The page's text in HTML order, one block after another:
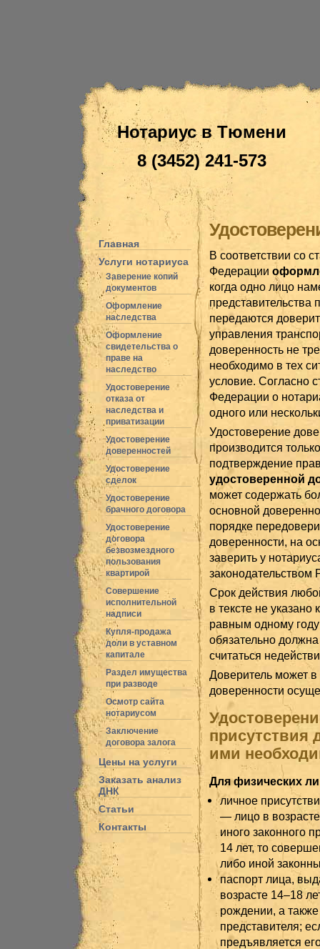
Нотариус в Тюмени
8 (3452) 241-573
В соответствии со
Федерации
когда одно лицо
представительства
передаются
управления
доверенность не
необходимо в тех
условие. Согласно
Федерации о
одного или
Удостоверение
производится
подтверждение
удостоверенной
может содержать
основной
порядке
доверенности, на
заверить у
законодательством
Срок действия
в тексте не указано
равным одному
обязательно
считаться
Доверитель может
доверенности
присутствия
ими
Для физических
личное
— лицо в
иного законного
14 лет, то
либо иной
паспорт лица,
возрасте 14–18
рождении, а также
представителя;
предъявляется
Главная
Услуги нотариуса
Заверение копий
документов
Оформление
наследства
Оформление
свидетельства о
праве на
наследство
Удостоверение
отказа от
наследства и
приватизации
Удостоверение
доверенностей
Удостоверение
сделок
Удостоверение
брачного договора
Удостоверение
договора
безвозмездного
пользования
квартирой
Совершение
исполнительной
надписи
Купля-продажа
доли в уставном
капитале
Раздел имущества
при разводе
Осмотр сайта
нотариусом
Заключение
договора залога
Цены на услуги
Заказать анализ
ДНК
Статьи
Контакты